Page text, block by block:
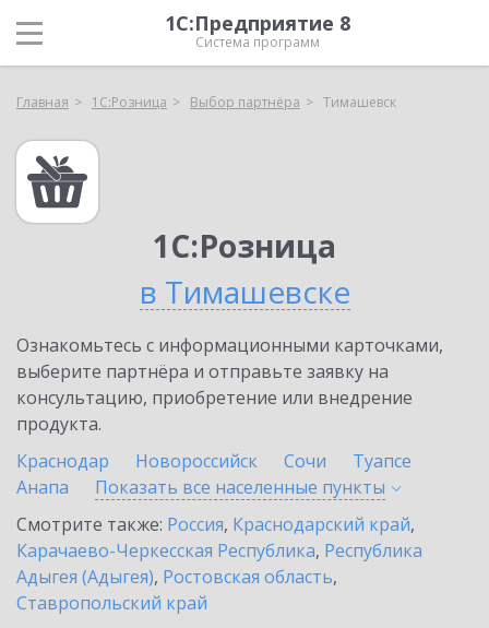
1С:Предприятие 8
Система программ
Главная 1С:Розница Выбор партнёра Тимашевск
1С:Розница
в Тимашевске
Ознакомьтесь с информационными карточками,
выберите партнёра и отправьте заявку на
консультацию, приобретение или внедрение
продукта.
Краснодар
Новороссийск Сочи
Туапсе
Анапа
Показать все населенные пункты
Смотрите также: Россия, Краснодарский край,
Карачаево-Черкесская Республика, Республика
Адыгея (Адыгея), Ростовская область,
Ставропольский край